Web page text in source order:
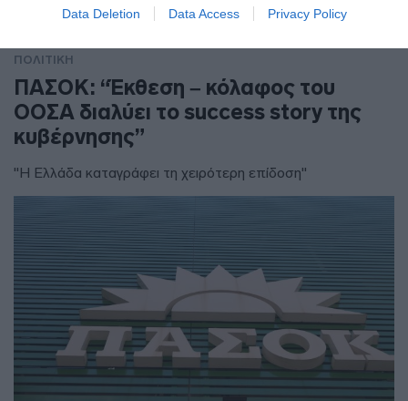
Data Deletion Data Access Privacy Policy
ΠΟΛΙΤΙΚΗ
ΠΑΣΟΚ: “Έκθεση – κόλαφος του
ΟΟΣΑ διαλύει το success story της
κυβέρνησης”
"Η Ελλάδα καταγράφει τη χειρότερη επίδοση"